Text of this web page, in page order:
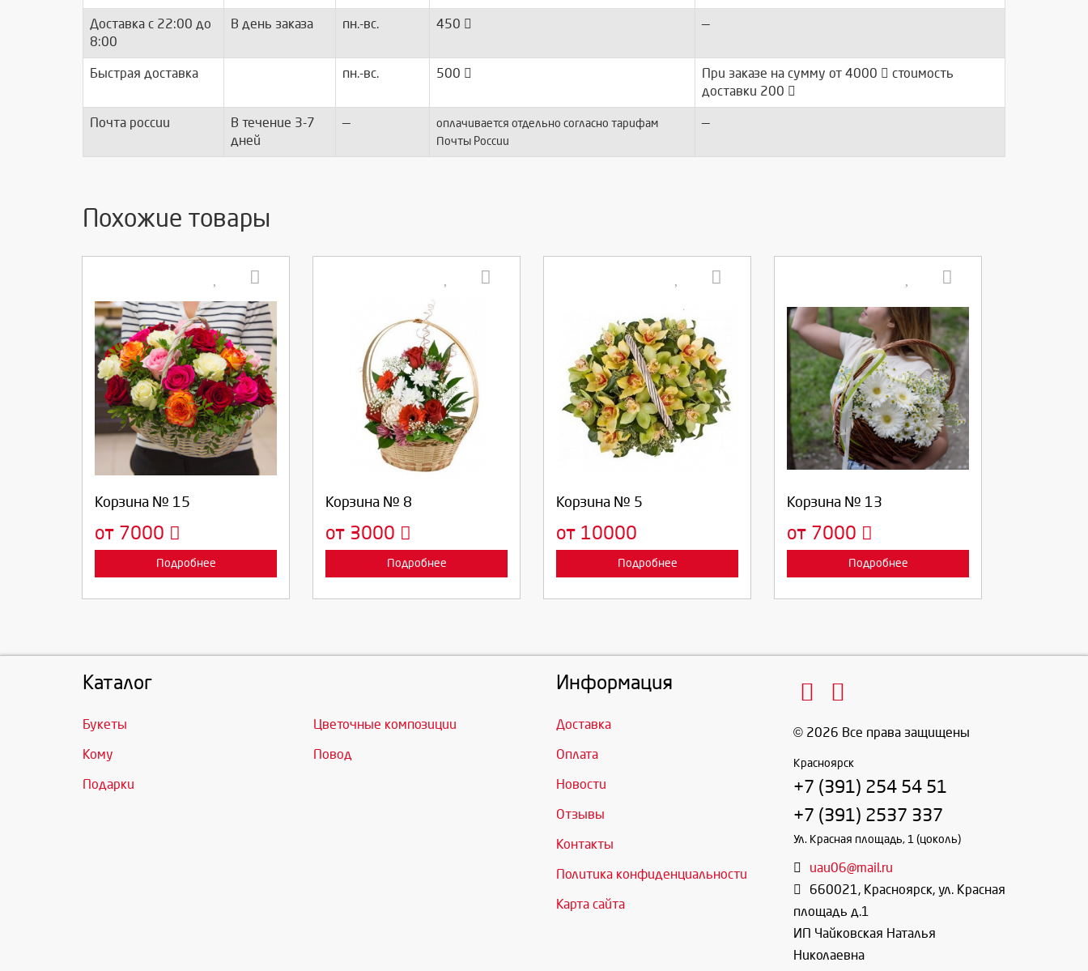
Доставка с 22:00 до
8:00
В день заказа пн.-вс. 450 —
Быстрая доставка пн.-вс. 500 При заказе на сумму от 4000
стоимость
доставки 200
Почта россии
В течение 3-7
дней
—
оплачивается отдельно согласно тарифам
Почты России
—
Похожие товары
Корзина № 15
от 7000
Подробнее
Выберите количество:
Продолжить Отмена
Корзина № 8
от 3000
Подробнее
Выберите количество:
Продолжить Отмена
Корзина № 5
от 10000
Подробнее
Выберите количество:
Продолжить
Корзина № 13
от 7000
Подробнее
Выберите количество:
Продолжить Отмена
Каталог
Букеты Цветочные композиции
Кому Повод
Подарки
Информация
Доставка
Оплата
Новости
Отзывы
Контакты
Политика конфиденциальности
Карта сайта
© 2026 Все права защищены
Красноярск
+7 (391) 254 54 51
+7 (391) 2537 337
Ул. Красная площадь, 1 (цоколь)
uau06@mail.ru
660021 , Красноярск, ул. Красная
площадь д.1
ИП Чайковская Наталья
Николаевна